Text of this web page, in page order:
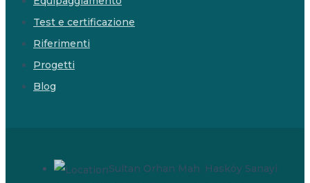
Test e certificazione
Riferimenti
Progetti
Blog
Sultan Orhan Mah. Hasköy Sanayi